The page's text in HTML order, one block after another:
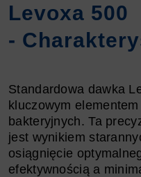
Levoxa 500
-
Standardowa dawka
kluczowym
bakteryjnych. Ta
jest wynikiem
osiągnięcie
efektywnością a